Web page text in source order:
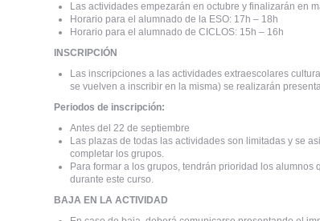
Las actividades empezarán en octubre y finalizarán en
Horario para el alumnado de la ESO: 17h – 18h
Horario para el alumnado de CICLOS: 15h – 16h
INSCRIPCIÓN
Las inscripciones a las actividades extraescolares
se vuelven a inscribir en la misma) se realizarán
Periodos de inscripción:
Antes del 22 de septiembre
Las plazas de todas las actividades son limitadas y se
completar los grupos.
Para formar a los grupos, tendrán prioridad los
durante este curso.
BAJA EN LA ACTIVIDAD